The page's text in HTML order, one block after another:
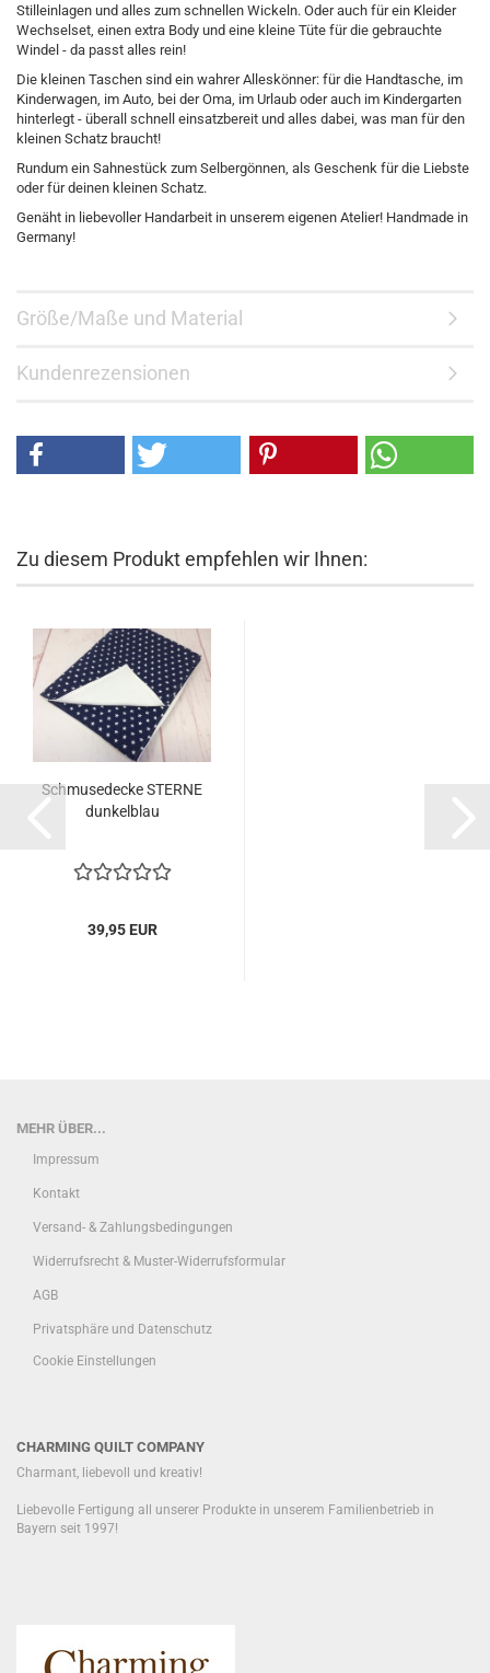
Stilleinlagen und alles zum schnellen Wickeln. Oder auch für ein Kleider
Wechselset, einen extra Body und eine kleine Tüte für die gebrauchte
Windel - da passt alles rein!
Die kleinen Taschen sind ein wahrer Alleskönner: für die Handtasche, im
Kinderwagen, im Auto, bei der Oma, im Urlaub oder auch im Kindergarten
hinterlegt - überall schnell einsatzbereit und alles dabei, was man für den
kleinen Schatz braucht!
Rundum ein Sahnestück zum Selbergönnen, als Geschenk für die Liebste
oder für deinen kleinen Schatz.
Genäht in liebevoller Handarbeit in unserem eigenen Atelier! Handmade in
Germany!
Größe/Maße und Material
Kundenrezensionen
Zu diesem Produkt empfehlen wir Ihnen:
Schmusedecke STERNE
dunkelblau
39,95 EUR
MEHR ÜBER...
Impressum
Kontakt
Versand- & Zahlungsbedingungen
Widerrufsrecht & Muster-Widerrufsformular
AGB
Privatsphäre und Datenschutz
Cookie Einstellungen
CHARMING QUILT COMPANY
Charmant, liebevoll und kreativ!
Liebevolle Fertigung all unserer Produkte in unserem Familienbetrieb in
Bayern seit 1997!